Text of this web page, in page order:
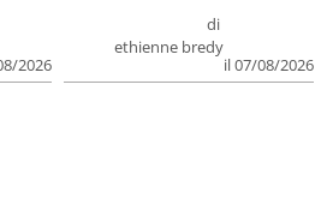
2026
di
ethienne bredy
il 07/08/2026